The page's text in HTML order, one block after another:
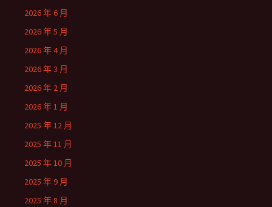
2026 年 6 月
2026 年 5 月
2026 年 4 月
2026 年 3 月
2026 年 2 月
2026 年 1 月
2025 年 12 月
2025 年 11 月
2025 年 10 月
2025 年 9 月
2025 年 8 月